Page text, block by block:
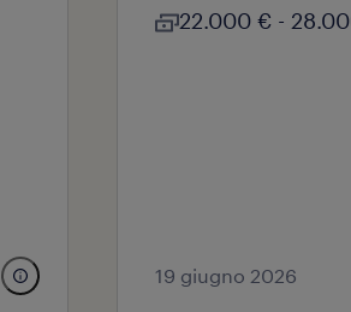
22.000 € -
19 giugno 2026